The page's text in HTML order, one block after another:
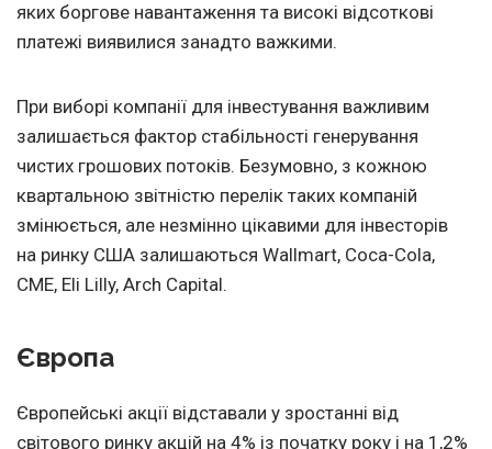
яких боргове навантаження та високі відсоткові
платежі виявилися занадто важкими.
При виборі компанії для інвестування важливим
залишається фактор стабільності генерування
чистих грошових потоків. Безумовно, з кожною
квартальною звітністю перелік таких компаній
змінюється, але незмінно цікавими для інвесторів
на ринку США залишаються Wallmart, Coca-Cola,
CME, Eli Lilly, Arch Capital.
Європа
Європейські акції відставали у зростанні від
світового ринку акцій на 4% із початку року і на 1,2%